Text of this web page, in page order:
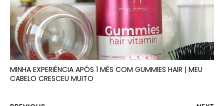
MINHA EXPERIÊNCIA APÓS 1 MÊS COM GUMMIES HAIR | MEU
CABELO CRESCEU MUITO